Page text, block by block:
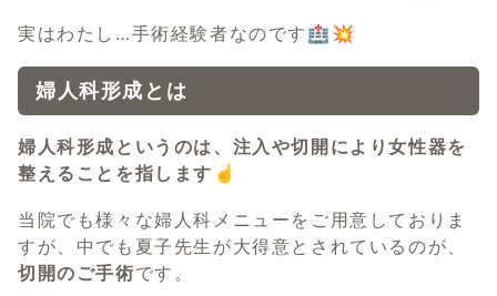
実はわたし…手術経験者なのです🏥💥
婦人科形成とは
婦人科形成というのは、注入や切開により女性器を
整えることを指します☝️
当院でも様々な婦人科メニューをご用意しておりま
すが、中でも夏子先生が大得意とされているのが、
切開のご手術です。